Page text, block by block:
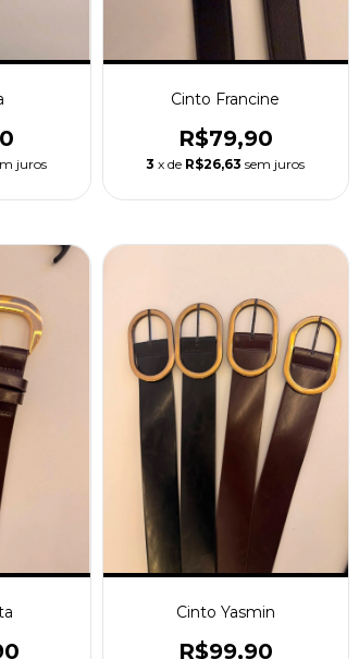
juros
Cinto Francine
R$79,90
3 x de R$26,63 sem juros
Cinto Yasmin
R$99,90